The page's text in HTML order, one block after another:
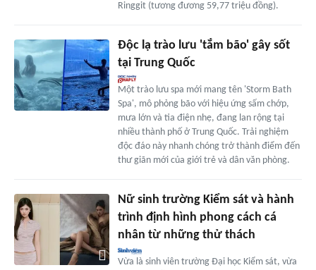
Ringgit (tương đương 59,77 triệu đồng).
Độc lạ trào lưu 'tắm bão' gây sốt
tại Trung Quốc
Một trào lưu spa mới mang tên 'Storm Bath
Spa', mô phỏng bão với hiệu ứng sấm chớp,
mưa lớn và tia điện nhẹ, đang lan rộng tại
nhiều thành phố ở Trung Quốc. Trải nghiệm
độc đáo này nhanh chóng trở thành điểm đến
thư giãn mới của giới trẻ và dân văn phòng.
Nữ sinh trường Kiểm sát và hành
trình định hình phong cách cá
nhân từ những thử thách
Vừa là sinh viên trường Đại học Kiểm sát, vừa